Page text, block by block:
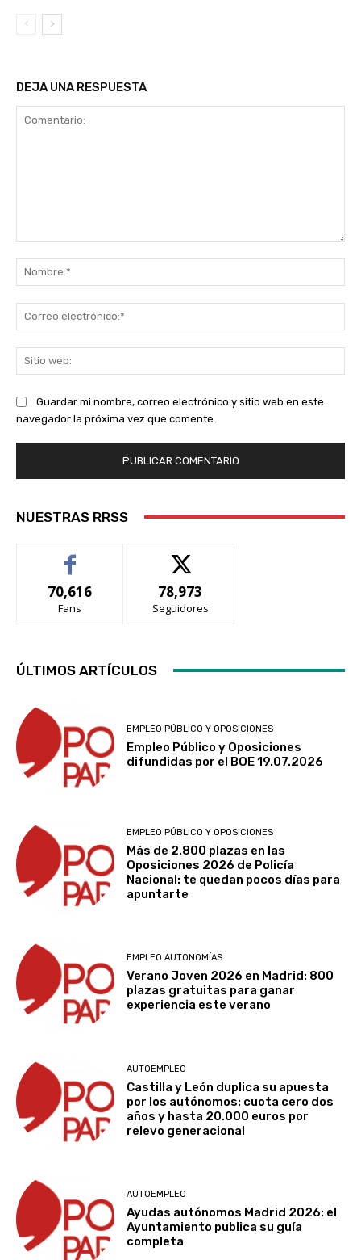
DEJA UNA RESPUESTA
Guardar mi nombre, correo electrónico y sitio web en este
navegador la próxima vez que comente.
NUESTRAS RRSS
70,616
Fans
78,973
Seguidores
ÚLTIMOS ARTÍCULOS
EMPLEO PÚBLICO Y OPOSICIONES
Empleo Público y Oposiciones
difundidas por el BOE 19.07.2026
EMPLEO PÚBLICO Y OPOSICIONES
Más de 2.800 plazas en las
Oposiciones 2026 de Policía
Nacional: te quedan pocos días para
apuntarte
EMPLEO AUTONOMÍAS
Verano Joven 2026 en Madrid: 800
plazas gratuitas para ganar
experiencia este verano
AUTOEMPLEO
Castilla y León duplica su apuesta
por los autónomos: cuota cero dos
años y hasta 20.000 euros por
relevo generacional
AUTOEMPLEO
Ayudas autónomos Madrid 2026: el
Ayuntamiento publica su guía
completa